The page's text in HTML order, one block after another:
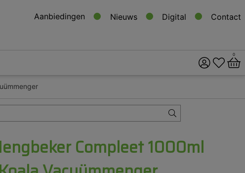
Aanbiedingen Nieuws Digital Contact
Digital
was
0
Compleet 1000ml